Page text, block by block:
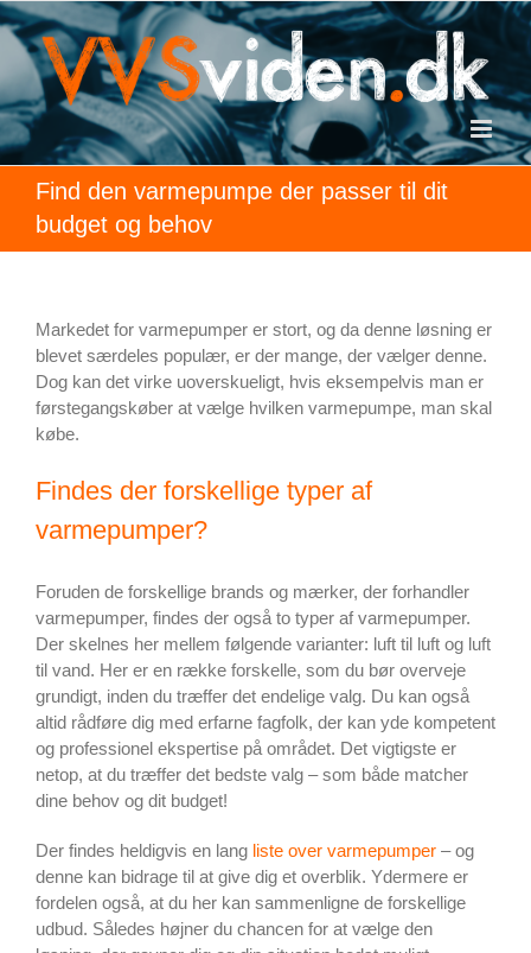
Skip
to
content
Find den varmepumpe der passer til dit
budget og behov
Markedet for varmepumper er stort, og da denne løsning er
blevet særdeles populær, er der mange, der vælger denne.
Dog kan det virke uoverskueligt, hvis eksempelvis man er
førstegangskøber at vælge hvilken varmepumpe, man skal
købe.
Findes der forskellige typer af
varmepumper?
Foruden de forskellige brands og mærker, der forhandler
varmepumper, findes der også to typer af varmepumper.
Der skelnes her mellem følgende varianter: luft til luft og luft
til vand. Her er en række forskelle, som du bør overveje
grundigt, inden du træffer det endelige valg. Du kan også
altid rådføre dig med erfarne fagfolk, der kan yde kompetent
og professionel ekspertise på området. Det vigtigste er
netop, at du træffer det bedste valg – som både matcher
dine behov og dit budget!
Der findes heldigvis en lang liste over varmepumper– og
denne kan bidrage til at give dig et overblik. Ydermere er
fordelen også, at du her kan sammenligne de forskellige
udbud. Således højner du chancen for at vælge den